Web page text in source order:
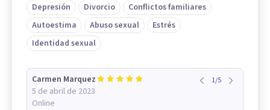
Depresión
Divorcio
Conflictos familiares
Autoestima
Abuso sexual
Estrés
Identidad sexual
Carmen Marquez
5 de abril de 2023
Online
1/5